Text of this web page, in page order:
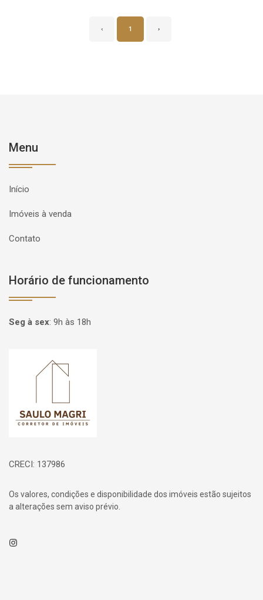
‹ 1 ›
Menu
Início
Imóveis à venda
Contato
Horário de funcionamento
Seg à sex: 9h às 18h
Página inicial
CRECI: 137986
Os valores, condições e disponibilidade dos imóveis estão sujeitos
a alterações sem aviso prévio.
Instagram